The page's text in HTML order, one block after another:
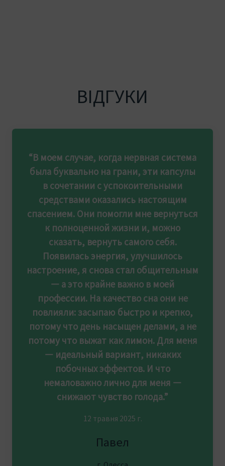
ВІДГУКИ
“В моем случае, когда нервная система
была буквально на грани, эти капсулы
в сочетании с успокоительными
средствами оказались настоящим
спасением. Они помогли мне вернуться
к полноценной жизни и, можно
сказать, вернуть самого себя.
Появилась энергия, улучшилось
настроение, я снова стал общительным
— а это крайне важно в моей
профессии. На качество сна они не
повлияли: засыпаю быстро и крепко,
потому что день насыщен делами, а не
потому что выжат как лимон. Для меня
— идеальный вариант, никаких
побочных эффектов. И что
немаловажно лично для меня —
снижают чувство голода.”
12 травня 2025 г.
Павел